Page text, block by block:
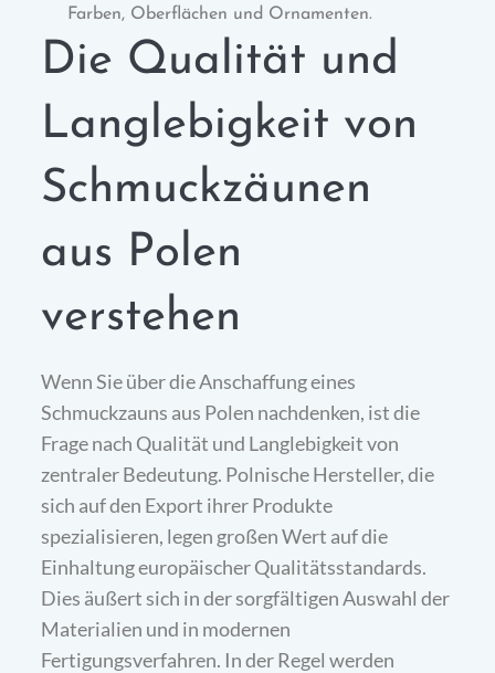
Farben, Oberflächen und Ornamenten.
Die Qualität und
Langlebigkeit von
Schmuckzäunen
aus Polen
verstehen
Wenn Sie über die Anschaffung eines
Schmuckzauns aus Polen nachdenken, ist die
Frage nach Qualität und Langlebigkeit von
zentraler Bedeutung. Polnische Hersteller, die
sich auf den Export ihrer Produkte
spezialisieren, legen großen Wert auf die
Einhaltung europäischer Qualitätsstandards.
Dies äußert sich in der sorgfältigen Auswahl der
Materialien und in modernen
Fertigungsverfahren. In der Regel werden